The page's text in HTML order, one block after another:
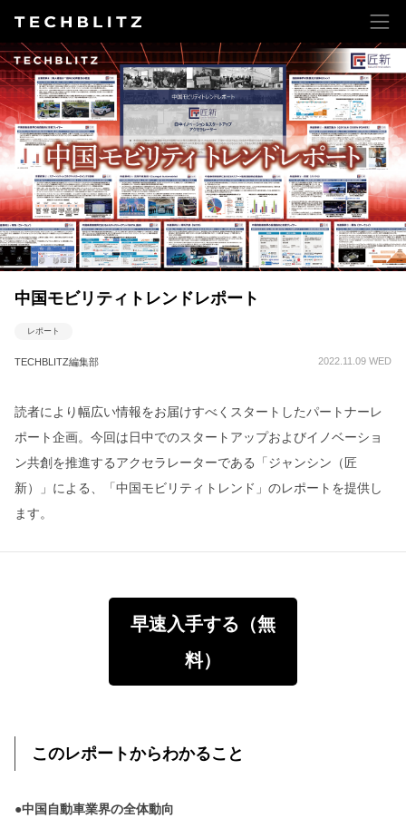
中国モビリティトレンドレポート
レポート
TECHBLITZ編集部 2022.11.09 WED
読者により幅広い情報をお届けすべくスタートしたパートナーレ
ポート企画。今回は日中でのスタートアップおよびイノベーショ
ン共創を推進するアクセラレーターである「ジャンシン（匠
新）」による、「中国モビリティトレンド」のレポートを提供し
ます。
早速入手する（無
料）
このレポートからわかること
●中国自動車業界の全体動向